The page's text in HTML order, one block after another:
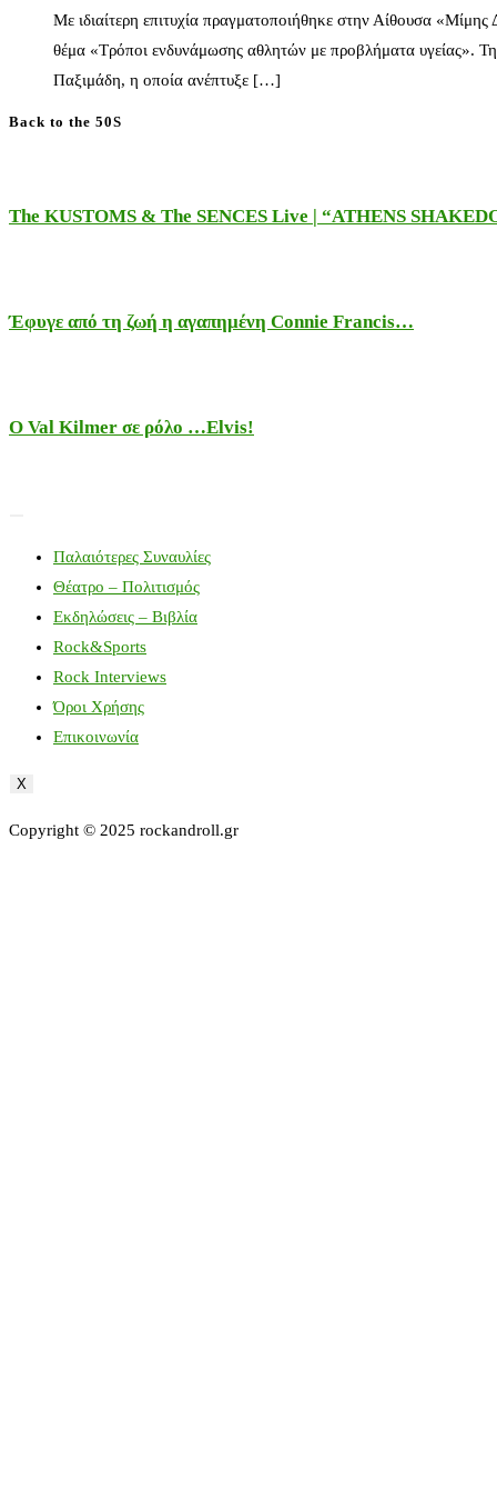
Με ιδιαίτερη επιτυχία πραγματοποιήθηκε στην Αίθουσα
θέμα «Τρόποι ενδυνάμωσης αθλητών με προβλήματα υγείας».
Παξιμάδη, η οποία ανέπτυξε […]
Back to the 50S
The KUSTOMS & The SENCES Live | “ATHENS
Έφυγε από τη ζωή η αγαπημένη Connie Francis…
Ο Val Kilmer σε ρόλο …Elvis!
Παλαιότερες Συναυλίες
Θέατρο – Πολιτισμός
Εκδηλώσεις – Βιβλία
Rock&Sports
Rock Interviews
Όροι Χρήσης
Επικοινωνία
X
Copyright © 2025 rockandroll.gr